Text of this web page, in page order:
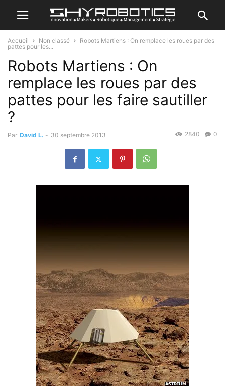
Accueil Non classé
Robots Martiens : On remplace les roues par des
pattes pour les...
Robots Martiens : On
remplace les roues par des
pattes pour les faire sautiller
?
Par David L. - 30 septembre 2013 0
2840